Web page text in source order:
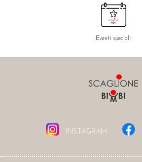
Eventi speciali
INSTAGRAM